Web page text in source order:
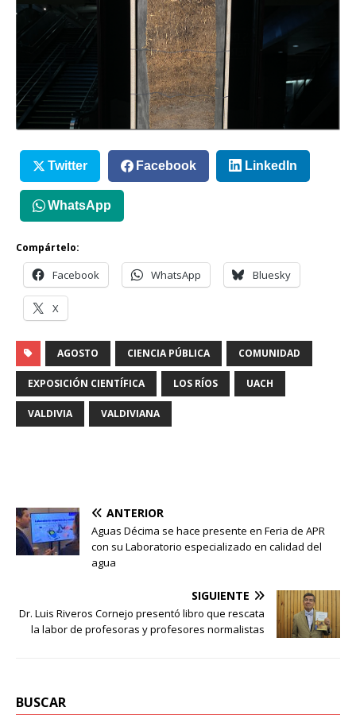
Twitter Facebook LinkedIn
WhatsApp
Compártelo:
Facebook WhatsApp Bluesky
X
AGOSTO CIENCIA PÚBLICA COMUNIDAD
EXPOSICIÓN CIENTÍFICA LOS RÍOS UACH
VALDIVIA VALDIVIANA
ANTERIOR
Aguas Décima se hace presente en Feria de APR
con su Laboratorio especializado en calidad del
agua
SIGUIENTE
Dr. Luis Riveros Cornejo presentó libro que rescata
la labor de profesoras y profesores normalistas
BUSCAR